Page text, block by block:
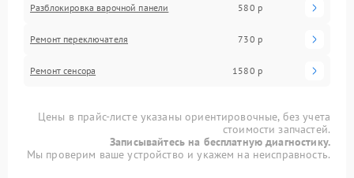
Разблокировка варочной панели 580 р
Ремонт переключателя 730 р
Ремонт сенсора 1580 р
Цены в прайс-листе указаны ориентировочные, без учета
стоимости запчастей.
Записывайтесь на бесплатную диагностику.
Мы проверим ваше устройство и укажем на неисправность.